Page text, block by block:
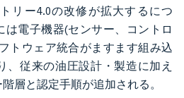
リー4.0の改修が拡大するにつ
は電子機器(センサー、コントロ
トウェア統合がますます組み込
、従来の油圧設計・製造に加え
層と認定手順が追加される。